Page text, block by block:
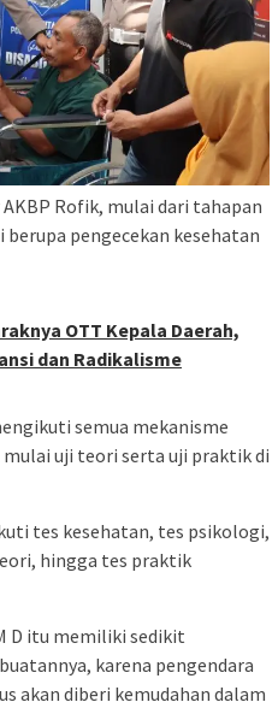
Rofik, mulai dari tahapan
pengecekan kesehatan
OTT Kepala Daerah,
dan Radikalisme
semua mekanisme
uji teori serta uji praktik di
tes kesehatan, tes psikologi,
hingga tes praktik
D itu memiliki sedikit
karena pengendara
akan diberi kemudahan dalam